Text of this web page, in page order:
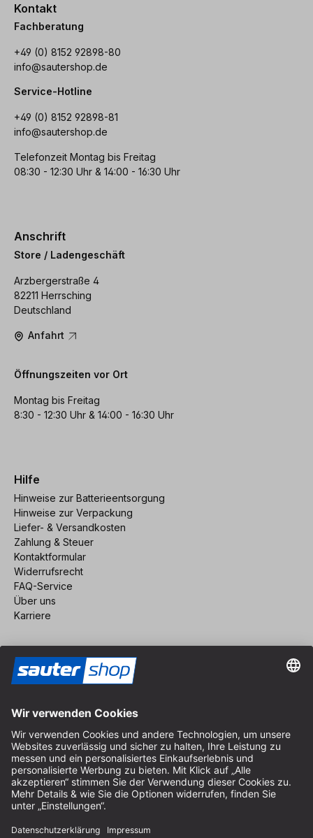
Kontakt
Fachberatung
+49 (0) 8152 92898-80
info@sautershop.de
Service-Hotline
+49 (0) 8152 92898-81
info@sautershop.de
Telefonzeit Montag bis Freitag
08:30 - 12:30 Uhr & 14:00 - 16:30 Uhr
Anschrift
Store / Ladengeschäft
Arzbergerstraße 4
82211 Herrsching
Deutschland
Anfahrt
Öffnungszeiten vor Ort
Montag bis Freitag
8:30 - 12:30 Uhr & 14:00 - 16:30 Uhr
Hilfe
Hinweise zur Batterieentsorgung
Hinweise zur Verpackung
Liefer- & Versandkosten
Zahlung & Steuer
Kontaktformular
Widerrufsrecht
FAQ-Service
Über uns
Karriere
Impressum
AGB
Datenschutz
Cookie-Einstellungen
© 2026 sauter GmbH